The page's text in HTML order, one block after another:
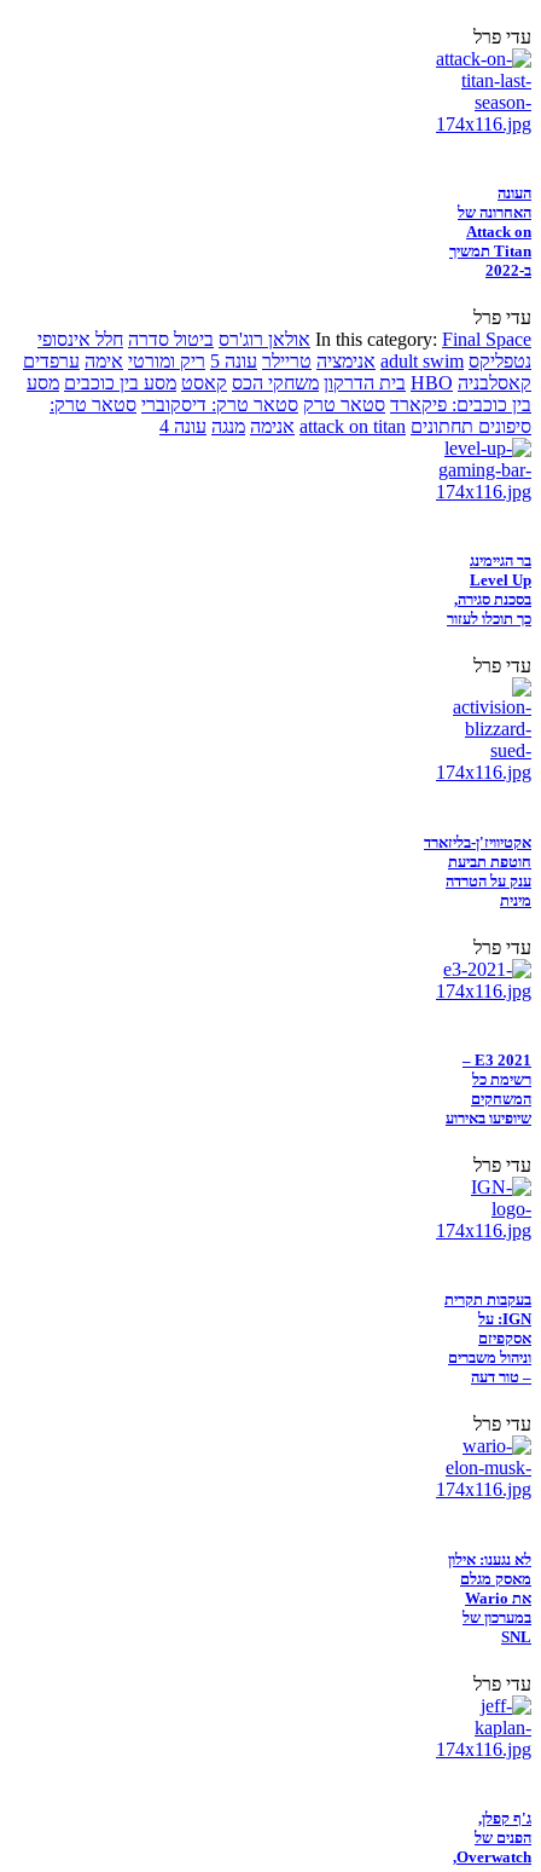
עדי פרל
העונה
האחרונה של
Attack on
Titan תמשיך
ב-2022
עדי פרל
In this category: Final Space אולאן רוג'רס ביטול סדרה חלל אינסופי
נטפליקס adult swim אנימציה טריילר עונה 5 ריק ומורטי אימה ערפדים
קאסלבניה HBO בית הדרקון משחקי הכס קאסט מסע בין כוכבים מסע
בין כוכבים: פיקארד סטאר טרק סטאר טרק: דיסקוברי סטאר טרק:
סיפונים תחתונים attack on titan אנימה מנגה עונה 4
בר הגיימינג
Level Up
בסכנת סגירה,
כך תוכלו לעזור
עדי פרל
אקטיוויז'ן-בליזארד
חוטפת תביעת
ענק על הטרדה
מינית
עדי פרל
E3 2021 –
רשימת כל
המשחקים
שיופיעו באירוע
עדי פרל
בעקבות תקרית
IGN: על
אסקפיזם
וניהול משברים
– טור דעה
עדי פרל
לא נגענו: אילון
מאסק מגלם
את Wario
במערכון של
SNL
עדי פרל
ג'ף קפלן,
הפנים של
Overwatch,